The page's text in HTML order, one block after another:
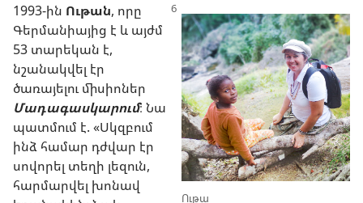
Ութա
1993-ին Ութան, որը
Գերմանիայից է և այժմ
53 տարեկան է,
նշանակվել էր
ծառայելու միսիոներ
Մադագասկարում։ Նա
պատմում է. «Սկզբում
ինձ համար դժվար էր
սովորել տեղի լեզուն,
հարմարվել խոնավ